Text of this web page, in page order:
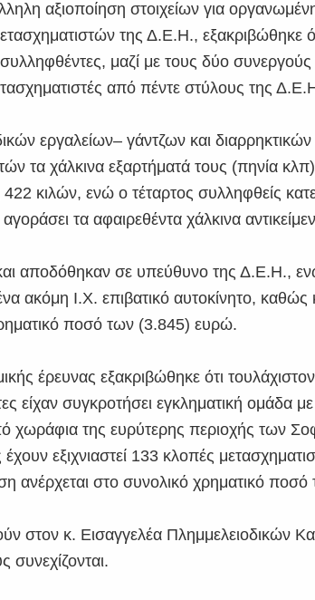
αξιοποίηση στοιχείων για
της Δ.Ε.Η., εξακριβώθηκε
μαζί με τους δύο
από πέντε στύλους της
εργαλείων– γάντζων και
τα χάλκινα εξαρτήματά τους (πηνία
κιλών, ενώ ο τέταρτος συλληφθείς
τα αφαιρεθέντα χάλκινα
αποδόθηκαν σε υπεύθυνο της Δ.Ε.Η.,
ακόμη Ι.Χ. επιβατικό αυτοκίνητο, καθώς
ποσό των (3.845) ευρώ.
έρευνας εξακριβώθηκε ότι
είχαν συγκροτήσει εγκληματική ομάδα
χωράφια της ευρύτερης περιοχής των
έχουν εξιχνιαστεί 133 κλοπές
ανέρχεται στο συνολικό χρηματικό
στον κ. Εισαγγελέα Πλημμελειοδικών
συνεχίζονται.